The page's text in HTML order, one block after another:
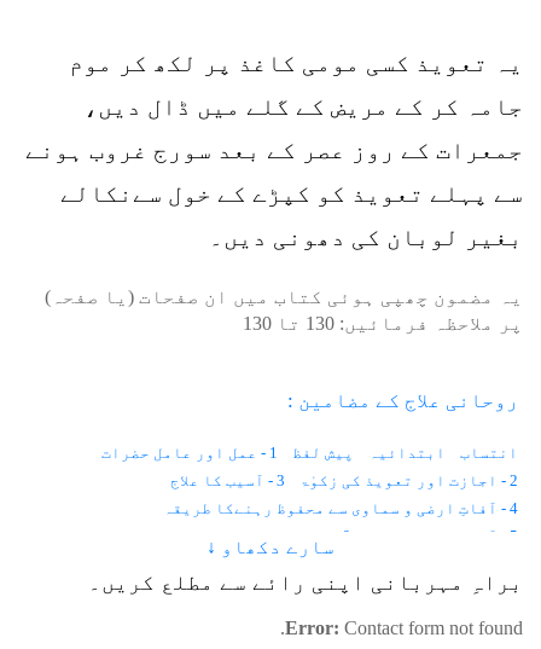
یہ تعویذ کسی مومی کاغذ پر لکھ کر موم
جامہ کر کے مریض کے گلے میں ڈال دیں،
جمعرات کے روز عصر کے بعد سورج غروب ہونے
سے پہلے تعویذ کو کپڑے کے خول سےنکالے
بغیر لوبان کی دھونی دیں۔
یہ مضمون چھپی ہوئی کتاب میں ان صفحات (یا صفحہ)
پر ملاحظہ فرمائیں: 130 تا 130
روحانی علاج کے مضامین :
انتساب ابتدائیہ پیش لفظ
1 - عمل اور عامل حضرات
2 - اجازت اور تعویذ کی زکوٰۃ
3 - آسیب کا علاج
4 - آفاتِ ارضی و سماوی سے محفوظ رہنےکا طریقہ
5 - آنکھوں کے امراض
6 - موتیا اور پڑبال
10 - آنکھ کا نا سُور
11 - بھینگا پن
سارے دکھاو ↓
براہِ مہربانی اپنی رائے سے مطلع کریں۔
Error: Contact form not found.